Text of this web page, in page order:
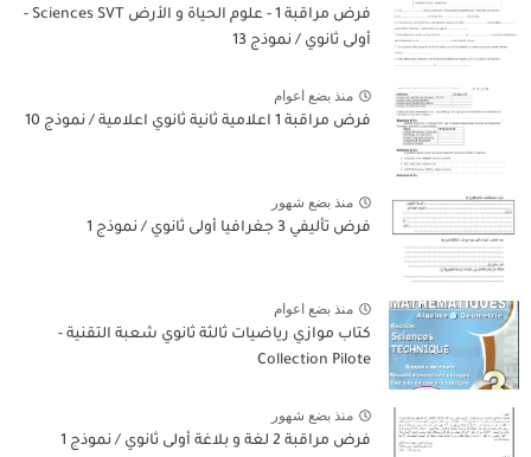
فرض مراقبة 1 - علوم الحياة و الأرض Sciences SVT -
أولى ثانوي / نموذج 13
منذ بضع اعوام
فرض مراقبة 1 اعلامية ثانية ثانوي اعلامية / نموذج 10
منذ بضع شهور
فرض تأليفي 3 جغرافيا أولى ثانوي / نموذج 1
منذ بضع اعوام
كتاب موازي رياضيات ثالثة ثانوي شعبة التقنية -
Collection Pilote
منذ بضع شهور
فرض مراقبة 2 لغة و بلاغة أولى ثانوي / نموذج 1